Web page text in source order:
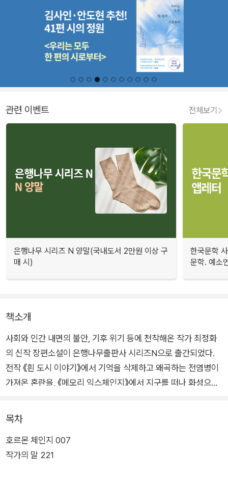
관련 이벤트 전체보기
은행나무 시리즈 N 양말(국내도서 2만원 이상 구
매 시)
한국문학
문학. 예소
책소개
사회와 인간 내면의 불안, 기후 위기 등에 천착해온 작가 최정화
의 신작 장편소설이 은행나무출판사 시리즈N으로 출간되었다.
전작 《흰 도시 이야기》에서 기억을 삭제하고 왜곡하는 전염병이
가져온 혼란을, 《메모리 익스체인지》에서 지구를 떠나 화성으로
를 통해 ‘젊음을 살 수 있게 된 근미래’를 묘파하며 날카로운 상상
력을 보여준다.
《호르몬 체인지》는 타인의 호르몬을 주입받아 생체 나이를 젊게
목차
호르몬 체인지 007
작가의 말 221